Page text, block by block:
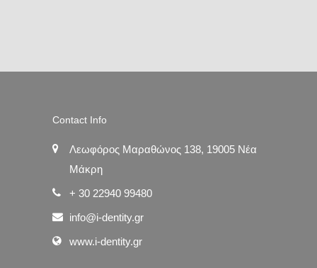
Contact Info
Λεωφόρος Μαραθώνος 138, 19005 Νέα
Μάκρη
+ 30 22940 99480
info@i-dentity.gr
www.i-dentity.gr